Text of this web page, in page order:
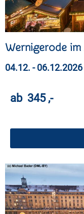
Wernigerode im
04.12. - 06.12.2026
ab 345 ,-